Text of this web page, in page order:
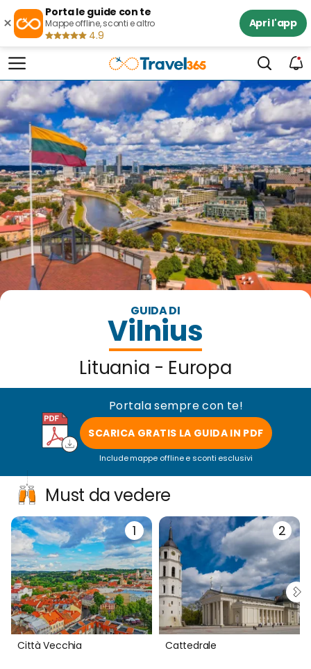
×
Porta le guide con te
Mappe offline, sconti e altro
4.9
Apri l'app
GUIDA DI
Vilnius
Lituania - Europa
Portala sempre con te!
SCARICA GRATIS LA GUIDA IN PDF
Include mappe offline e sconti esclusivi
Must da vedere
Città Vecchia Cattedrale